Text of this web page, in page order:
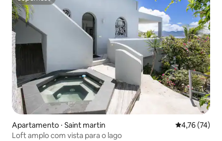
Superhost
Apartamento ⋅ Saint martin 4,76 de uma
4,76 (74)
Loft amplo com vista para o lago